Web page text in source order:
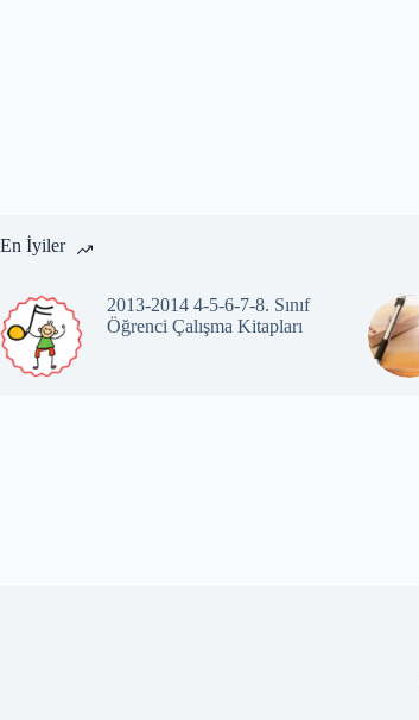
En İyiler
2013-2014 4-5-6-7-8. Sınıf
Öğrenci Çalışma Kitapları